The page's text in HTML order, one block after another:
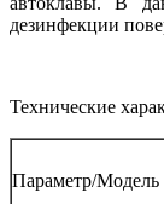
дезинфекции
Технические
Параметр/Модель